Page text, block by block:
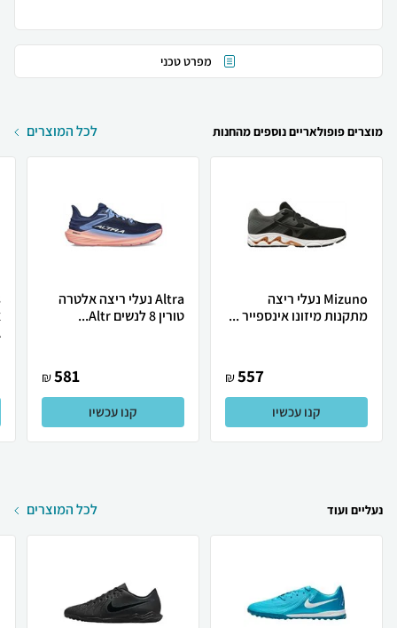
מפרט טכני
מוצרים פופולאריים נוספים מהחנות לכל המוצרים
Mizuno נעלי ריצה
מתקנות מיזונו אינספייר ...
557
₪
קנו עכשיו
Altra נעלי ריצה אלטרה
טורין 8 לנשים Altr...
581
₪
קנו עכשיו
נעליים ועוד לכל המוצרים